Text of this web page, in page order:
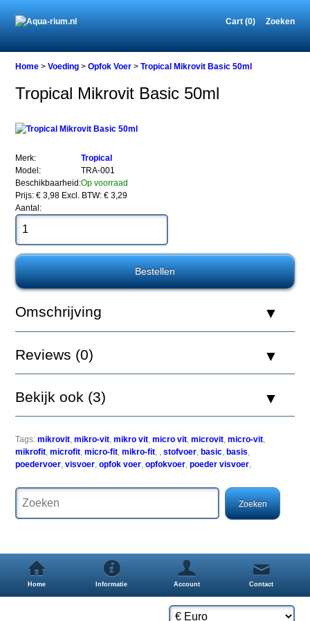
Cart (0) Zoeken
Home
Opfok
Mikrovit
Basic
50ml
Tropical
Mikrovit
Basic
Mikrovit
is
startvoer
voor
de
van
alle
dooierzak.
Door
de
Home >Voeding >Opfok Voer >Tropical Mikrovit Basic 50ml
Tropical Mikrovit Basic 50ml
Merk:
Tropical
Model:
TRA-001
Beschikbaarheid:Op voorraad
Prijs: € 3,98 Excl. BTW: € 3,29
Aantal:
Omschrijving
Reviews (0)
Bekijk ook (3)
Tags: mikrovit,mikro-vit,mikro vit,micro vit,microvit,micro-vit,
mikrofit,microfit,micro-fit,mikro-fit, ,stofvoer, basic, basis,
poedervoer,visvoer,opfok voer,opfokvoer,poeder visvoer,
Home Informatie Account Contact